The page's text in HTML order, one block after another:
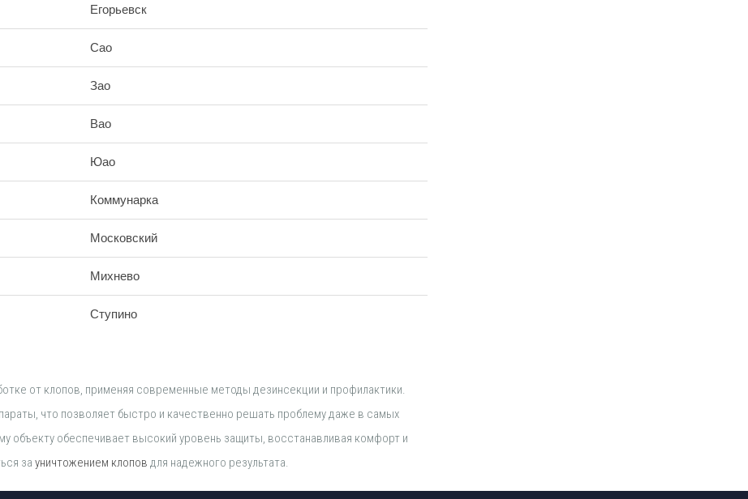
Егорьевск
Сао
Зао
Вао
Юао
Коммунарка
Московский
Михнево
Ступино
от клопов, применяя современные методы дезинсекции и профилактики.
что позволяет быстро и качественно решать проблему даже в самых
объекту обеспечивает высокий уровень защиты, восстанавливая комфорт и
за уничтожением клопов для надежного результата.